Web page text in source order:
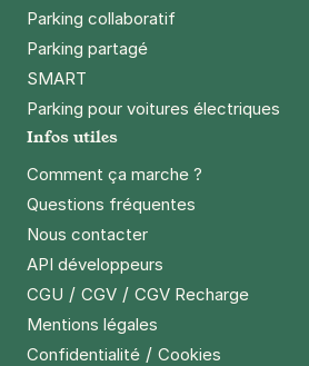
Parking collaboratif
Parking partagé
SMART
Parking pour voitures électriques
Infos utiles
Comment ça marche ?
Questions fréquentes
Nous contacter
API développeurs
CGU / CGV / CGV Recharge
Mentions légales
Confidentialité / Cookies